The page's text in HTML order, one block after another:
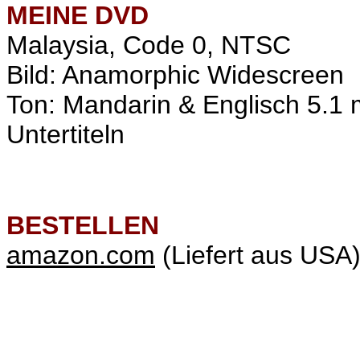
MEINE DVD
Malaysia, Code 0, NTSC
Bild: Anamorphic Widescreen
Ton: Mandarin & Englisch 5.1
Untertiteln
BESTELLEN
amazon.com (Liefert aus USA)